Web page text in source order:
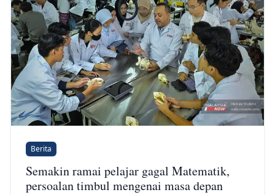
Berita
Semakin ramai pelajar gagal Matematik,
persoalan timbul mengenai masa depan